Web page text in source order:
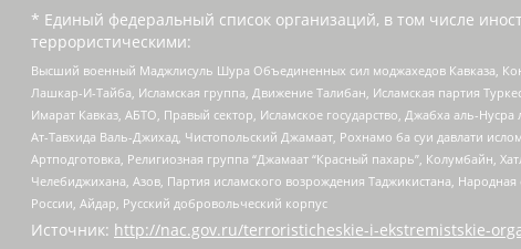
* Единый федеральный список организаций, в том числе
террористическими:
Высший военный Маджлисуль Шура Объединенных сил моджахедов Кавказа,
Лашкар-И-Тайба, Исламская группа, Движение Талибан, Исламская партия
Имарат Кавказ, АБТО, Правый сектор, Исламское государство, Джабха аль-
Ат-Тавхида Валь-Джихад, Чистопольский Джамаат, Рохнамо ба суи давлати
Артподготовка, Религиозная группа “Джамаат “Красный пахарь”, Колумбайн,
Челебиджихана, Азов, Партия исламского возрождения Таджикистана,
России, Айдар, Русский добровольческий корпус
Источник: http://nac.gov.ru/terroristicheskie-i-ekstremistskie-